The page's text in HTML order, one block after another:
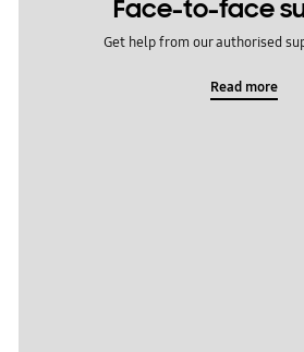
Face-to-face
Get help from our authorised
Read more